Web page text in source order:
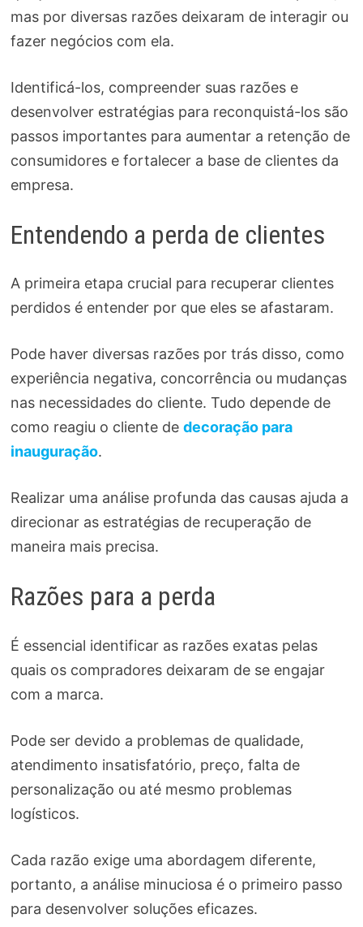
mas por diversas razões deixaram de interagir ou
fazer negócios com ela.
Identificá-los, compreender suas razões e
desenvolver estratégias para reconquistá-los são
passos importantes para aumentar a retenção de
consumidores e fortalecer a base de clientes da
empresa.
Entendendo a perda de clientes
A primeira etapa crucial para recuperar clientes
perdidos é entender por que eles se afastaram.
Pode haver diversas razões por trás disso, como
experiência negativa, concorrência ou mudanças
nas necessidades do cliente. Tudo depende de
como reagiu o cliente de decoração para
inauguração.
Realizar uma análise profunda das causas ajuda a
direcionar as estratégias de recuperação de
maneira mais precisa.
Razões para a perda
É essencial identificar as razões exatas pelas
quais os compradores deixaram de se engajar
com a marca.
Pode ser devido a problemas de qualidade,
atendimento insatisfatório, preço, falta de
personalização ou até mesmo problemas
logísticos.
Cada razão exige uma abordagem diferente,
portanto, a análise minuciosa é o primeiro passo
para desenvolver soluções eficazes.